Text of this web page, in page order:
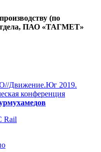
(по
ПАО «ТАГМЕТ»
Движение.Юг 2019.
конференция
Rail